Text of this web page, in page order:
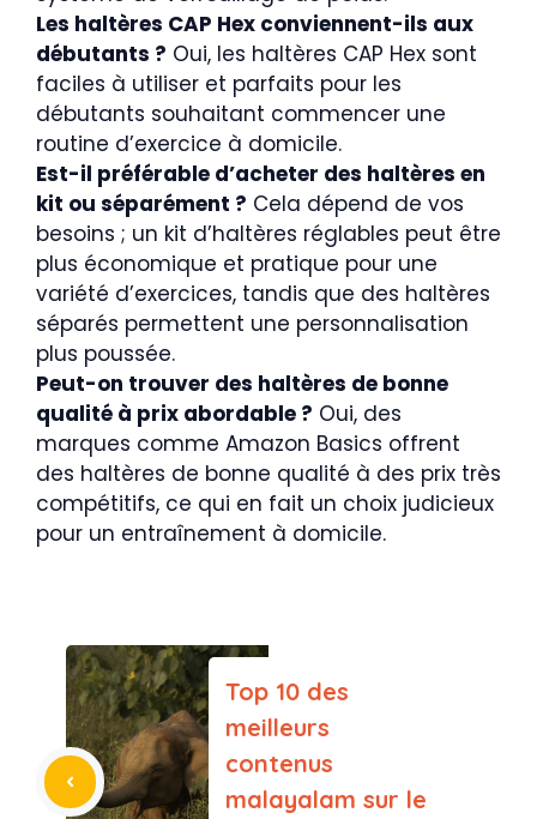
Les haltères CAP Hex conviennent-ils aux
débutants ? Oui, les haltères CAP Hex sont
faciles à utiliser et parfaits pour les
débutants souhaitant commencer une
routine d’exercice à domicile.
Est-il préférable d’acheter des haltères en
kit ou séparément ? Cela dépend de vos
besoins ; un kit d’haltères réglables peut être
plus économique et pratique pour une
variété d’exercices, tandis que des haltères
séparés permettent une personnalisation
plus poussée.
Peut-on trouver des haltères de bonne
qualité à prix abordable ? Oui, des
marques comme Amazon Basics offrent
des haltères de bonne qualité à des prix très
compétitifs, ce qui en fait un choix judicieux
pour un entraînement à domicile.
Top 10 des
meilleurs
contenus
malayalam sur le